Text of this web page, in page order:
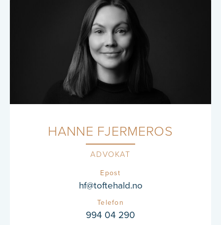
HANNE FJERMEROS
ADVOKAT
Epost
hf@toftehald.no
Telefon
994 04 290